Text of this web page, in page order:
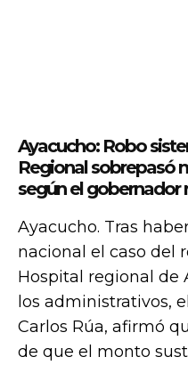
Ayacucho: Robo
Regional sobrepasó
según el gobernador
Ayacucho. Tras
nacional el caso del
Hospital regional de
los administrativos,
Carlos Rúa, afirmó
de que el monto